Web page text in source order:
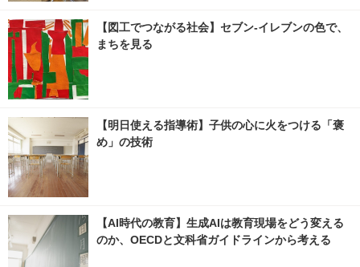
【図工でつながる社会】セブン‐イレブンの色で、
まちを見る
【明日使える指導術】子供の心に火をつける「褒
め」の技術
【AI時代の教育】生成AIは教育現場をどう変える
のか、OECDと文科省ガイドラインから考える